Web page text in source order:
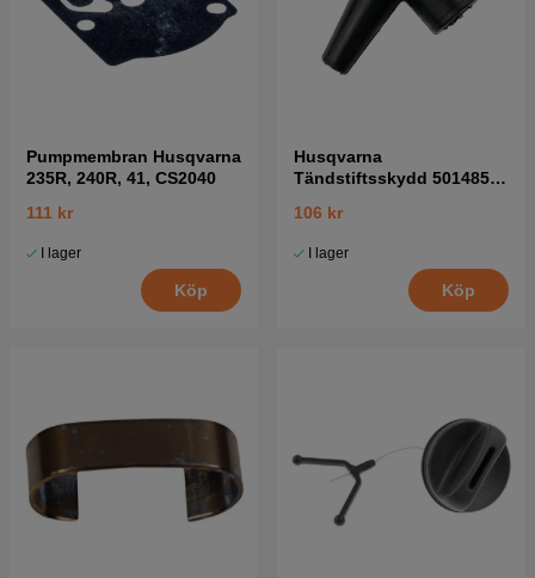
Pumpmembran Husqvarna
235R, 240R, 41, CS2040
111 kr
I lager
Köp
Husqvarna
Tändstiftsskydd 5014854-
106 kr
I lager
Köp